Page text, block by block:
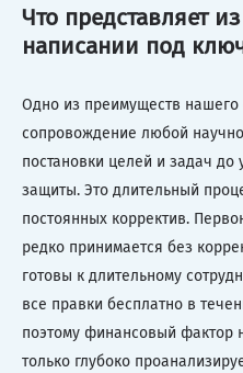
Что представляет
написании под
Одно из преимуществ нашего
сопровождение любой
постановки целей и задач
защиты. Это длительный
постоянных корректив.
редко принимается без
готовы к длительному
все правки бесплатно в
поэтому финансовый фактор
только глубоко